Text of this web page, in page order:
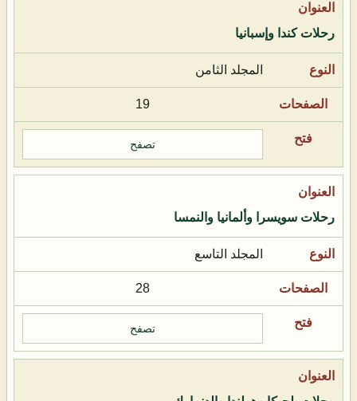
رحلات كندا وإسبانيا
المجلد الثامن
19
تصفح
رحلات سويسرا وألمانيا والنمسا
المجلد التاسع
28
تصفح